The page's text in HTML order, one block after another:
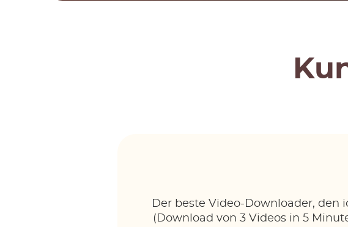
Der beste Video-Downloader, den
(Download von 3 Videos in 5